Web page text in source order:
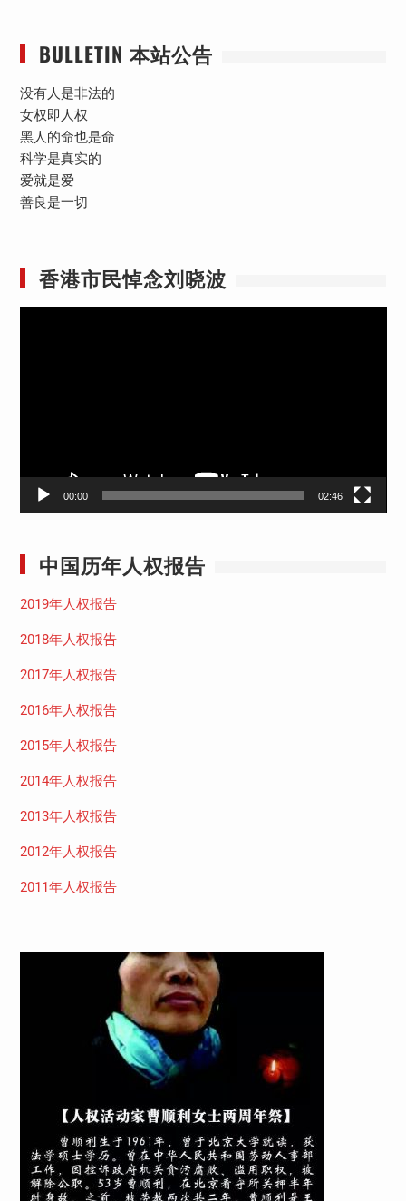
BULLETIN 本站公告
没有人是非法的
女权即人权
黑人的命也是命
科学是真实的
爱就是爱
善良是一切
香港市民悼念刘晓波
00:00 02:46
中国历年人权报告
2019年人权报告
2018年人权报告
2017年人权报告
2016年人权报告
2015年人权报告
2014年人权报告
2013年人权报告
2012年人权报告
2011年人权报告